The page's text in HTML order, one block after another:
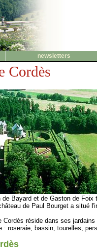
newsletters
Cordès
de Bayard et de Gaston de
de Paul Bourget a situé
Cordès réside dans ses
: roseraie, bassin, tourelles,